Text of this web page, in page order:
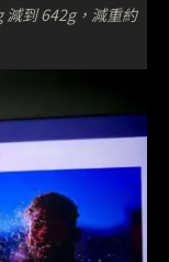
減到 642g，減重約